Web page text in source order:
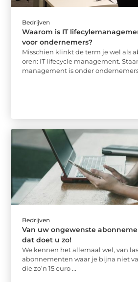
Bedrijven
Waarom is IT
voor ondernemers?
Misschien klinkt de term je wel als
oren: IT lifecycle management.
management is onder ondernemers
Bedrijven
Van uw ongewenste
dat doet u zo!
We kennen het allemaal wel, van
abonnementen waar je bijna niet
die zo’n 15 euro ...